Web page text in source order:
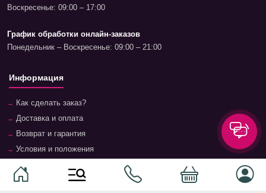
Воскресенье: 09:00 – 17:00
График обработки онлайн-заказов
Понедельник – Воскресенье: 09:00 – 21:00
Информация
Как сделать заказ?
Доставка и оплата
Возврат и гарантия
Условия и положения
Магазины